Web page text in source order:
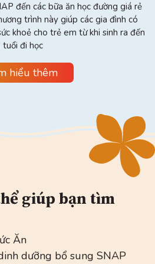
đến các bữa ăn học đường giá rẻ
trình này giúp các gia đình có
khoẻ cho trẻ em từ khi sinh ra đến
tuổi đi học
hiểu thêm
giúp bạn tìm
Ăn
dưỡng bổ sung SNAP